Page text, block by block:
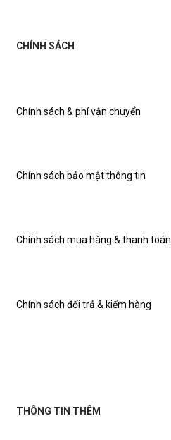
THÔNG TIN THÊM
CHÍNH SÁCH
Chính sách bảo mật thông tin
Chính sách mua hàng & thanh toán
Chính sách đổi trả & kiểm hàng
Chính sách & phí vận chuyển